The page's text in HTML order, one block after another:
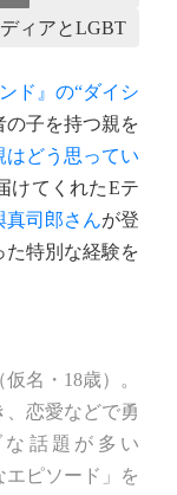
ディアとLGBT
ド』の“ダイシ
の子を持つ親を
はどう思ってい
けてくれたEテ
真司郎さんが登
た特別な経験を
名・18歳）。
恋愛などで勇
話題が多い
ピソード」を